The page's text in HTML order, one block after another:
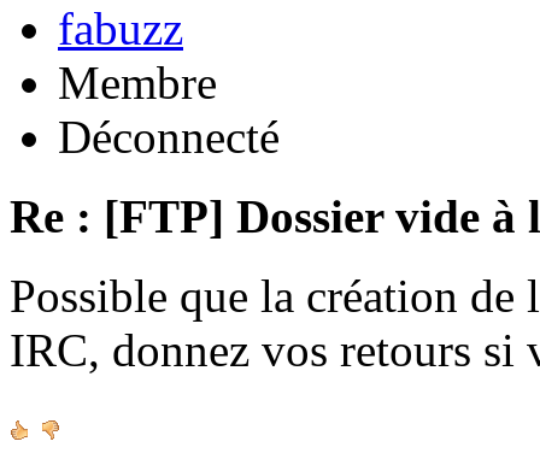
fabuzz
Membre
Déconnecté
Re : [FTP] Dossier vide à
Possible que la création de
IRC, donnez vos retours si